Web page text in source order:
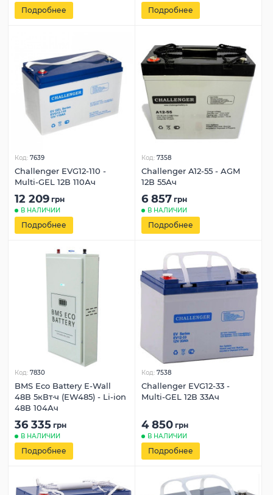
Подробнее Подробнее
Код: 7639
Challenger EVG12-110 -
Multi-GEL 12В 110Ач
12 209 грн
В НАЛИЧИИ
Подробнее
Код: 7358
Challenger A12-55 - AGM
12В 55Ач
6 857 грн
В НАЛИЧИИ
Подробнее
Код: 7830
BMS Eco Battery E-Wall
48В 5кВт·ч (EW485) - Li-ion
48В 104Ач
36 335 грн
В НАЛИЧИИ
Подробнее
Код: 7538
Challenger EVG12-33 -
Multi-GEL 12В 33Ач
4 850 грн
В НАЛИЧИИ
Подробнее